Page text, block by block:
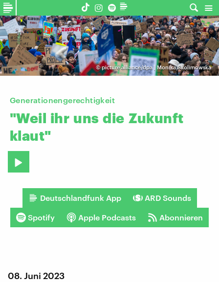
©picture alliance/dpa | Monika Skolimowska
Generationengerechtigkeit
"Weil ihr uns die Zukunft
klaut"
Deutschlandfunk App ARD Sounds
Spotify Apple Podcasts Abonnieren
08. Juni 2023